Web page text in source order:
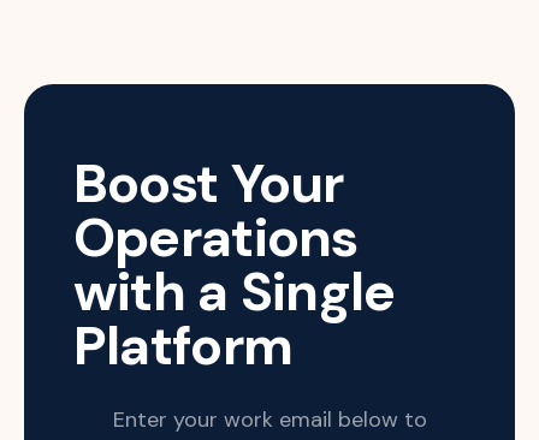
Boost Your
Operations
with a Single
Platform
Enter your work email below to